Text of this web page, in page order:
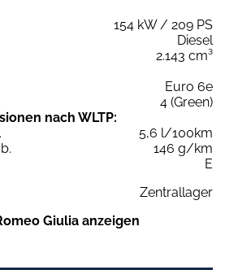
154 kW / 209 PS
Diesel
2.143 cm³
Euro 6e
4 (Green)
nach WLTP:
5,6 l/100km
146 g/km
E
Zentrallager
Giulia anzeigen